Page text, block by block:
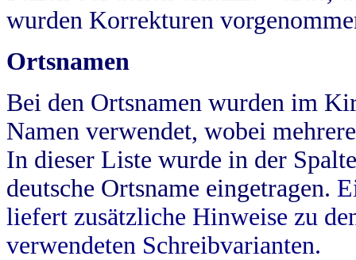
wurden Korrekturen
Ortsnamen
Bei den Ortsnamen wurden im
Namen verwendet, wobei
In dieser Liste wurde in der
deutsche Ortsname eingetragen.
liefert zusätzliche Hinweise zu
verwendeten Schreibvarianten.